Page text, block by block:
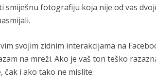
smiješnu fotografiju koja nije od vas
svojim zidnim interakcijama na
na mreži. Ako je vaš ton teško
i ako tako ne mislite.